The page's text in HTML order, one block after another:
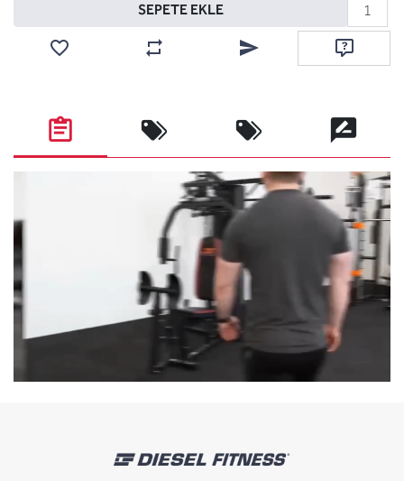
SEPETE EKLE
Karşılaştırma listesine ekleArkadaşına e-posta ile
Soru sor